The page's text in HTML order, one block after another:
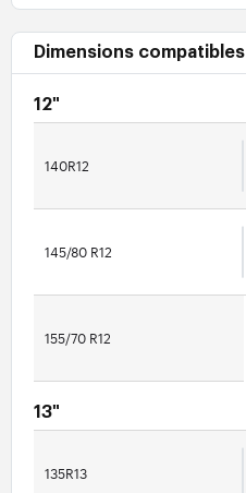
Dimensions compatibles
12"
140R12
145/80 R12
155/70 R12
13"
135R13